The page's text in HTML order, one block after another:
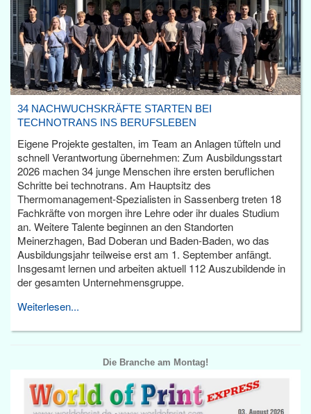
34 NACHWUCHSKRÄFTE STARTEN BEI
TECHNOTRANS INS BERUFSLEBEN
Eigene Projekte gestalten, im Team an Anlagen tüfteln und
schnell Verantwortung übernehmen: Zum Ausbildungsstart
2026 machen 34 junge Menschen ihre ersten beruflichen
Schritte bei technotrans. Am Hauptsitz des
Thermomanagement-Spezialisten in Sassenberg treten 18
Fachkräfte von morgen ihre Lehre oder ihr duales Studium
an. Weitere Talente beginnen an den Standorten
Meinerzhagen, Bad Doberan und Baden-Baden, wo das
Ausbildungsjahr teilweise erst am 1. September anfängt.
Insgesamt lernen und arbeiten aktuell 112 Auszubildende in
der gesamten Unternehmensgruppe.
Weiterlesen...
Die Branche am Montag!